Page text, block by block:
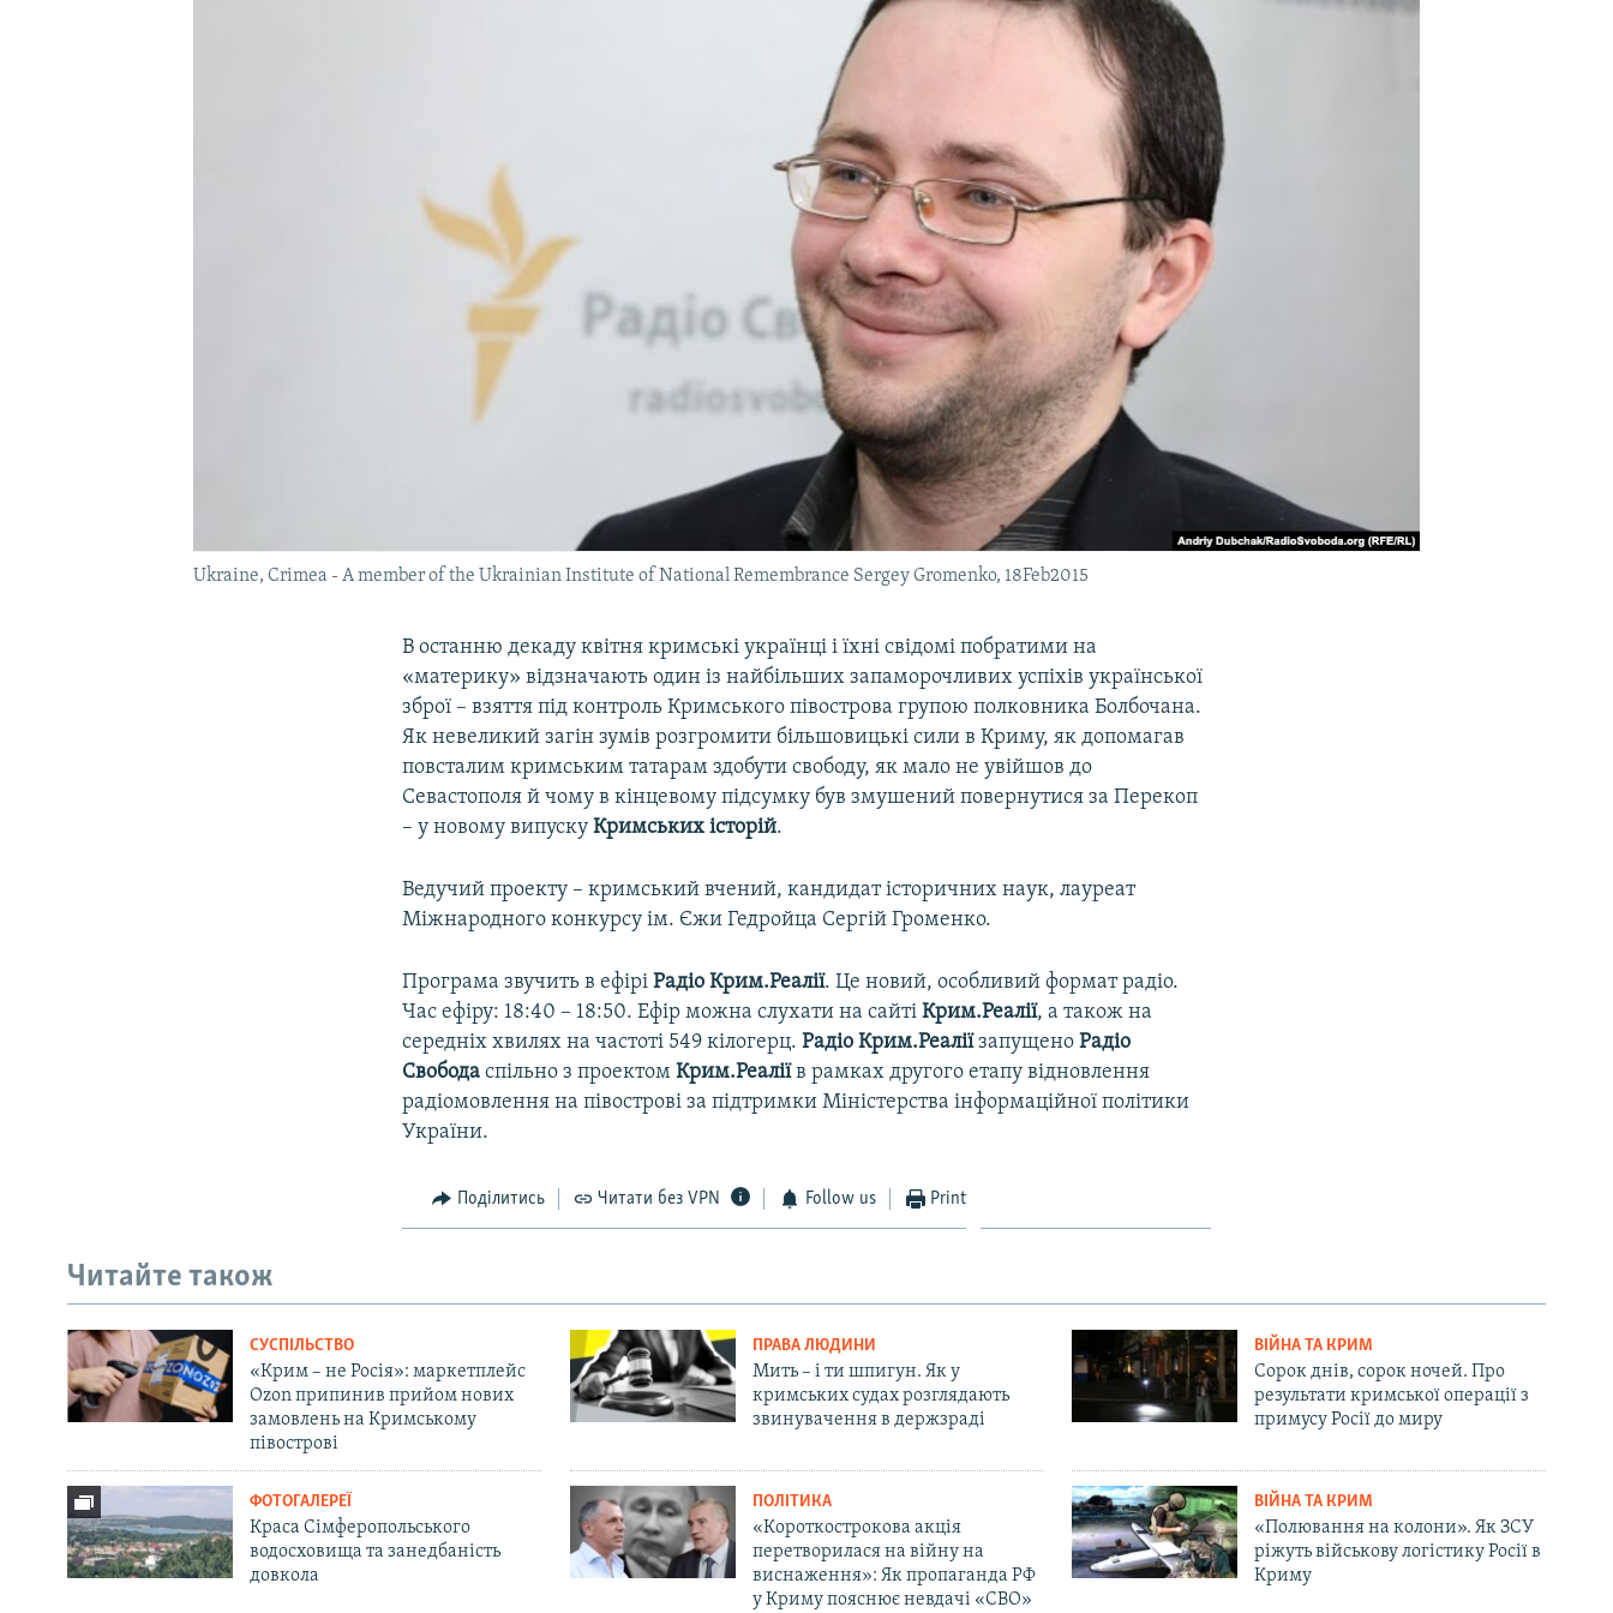
Ukraine, Crimea - A member of the Ukrainian Institute of National Remembrance Sergey Gromenko, 18Feb2015
В останню декаду квітня кримські українці і їхні свідомі побратими на
«материку» відзначають один із найбільших запаморочливих успіхів української
зброї – взяття під контроль Кримського півострова групою полковника Болбочана.
Як невеликий загін зумів розгромити більшовицькі сили в Криму, як допомагав
повсталим кримським татарам здобути свободу, як мало не увійшов до
Севастополя й чому в кінцевому підсумку був змушений повернутися за Перекоп
– у новому випускуКримських історій.
Ведучий проекту – кримський вчений, кандидат історичних наук, лауреат
Міжнародного конкурсу ім. Єжи Гедройца Сергій Громенко.
Програма звучить в ефіріРадіо Крим.Реалії. Це новий, особливий формат радіо.
Час ефіру: 18:40 – 18:50. Ефір можна слухати на сайтіКрим.Реалії, а також на
середніх хвилях на частоті 549 кілогерц.Радіо Крим.РеаліїзапущеноРадіо
Свобода спільно з проектомКрим.Реаліїв рамках другого етапу відновлення
радіомовлення на півострові за підтримки Міністерства інформаційної політики
України.
Поділитись Читати без VPN Follow us Print
Читайте також
СУСПІЛЬСТВО
«Крим – не Росія»: маркетплейс
Ozon припинив прийом нових
замовлень на Кримському
півострові
ПРАВА ЛЮДИНИ
Мить – і ти шпигун. Як у
кримських судах розглядають
звинувачення в держзраді
ВІЙНА ТА КРИМ
Сорок днів, сорок ночей. Про
результати кримської операції з
примусу Росії до миру
ФОТОГАЛЕРЕЇ
Краса Сімферопольського
водосховища та занедбаність
довкола
ПОЛІТИКА
«Короткострокова акція
перетворилася на війну на
виснаження»: Як пропаганда РФ
у Криму пояснює невдачі «СВО»
ВІЙНА ТА КРИМ
«Полювання на колони». Як ЗСУ
ріжуть військову логістику Росії в
Криму